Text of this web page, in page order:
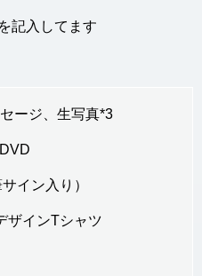
記入してます
ージ、生写真*3
イン入り）
ザインTシャツ